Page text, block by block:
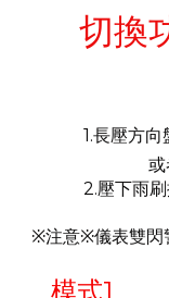
切換
1.長壓方
或
2.壓下雨刷撥
※注意※儀表雙閃
模式1